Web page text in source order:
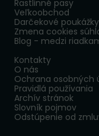
Rastlinné pasy
Veľkoobchod
Darčekové poukážky
Zmena cookies
Blog - medzi
Kontakty
O nás
Ochrana osobných
Pravidlá používania
Archív stránok
Slovník pojmov
Odstúpenie od